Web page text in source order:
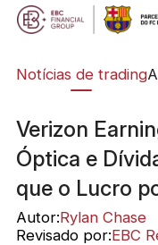
Notícias de trading
Verizon
Óptica e
que o Lucro
Autor:Rylan Chase
Revisado por:EBC